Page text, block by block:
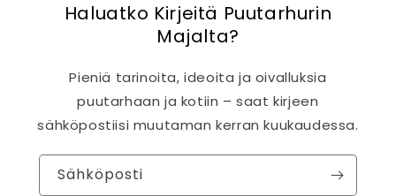
Haluatko Kirjeitä Puutarhurin
Majalta?
Pieniä tarinoita, ideoita ja oivalluksia
puutarhaan ja kotiin – saat kirjeen
sähköpostiisi muutaman kerran kuukaudessa.
Sähköposti